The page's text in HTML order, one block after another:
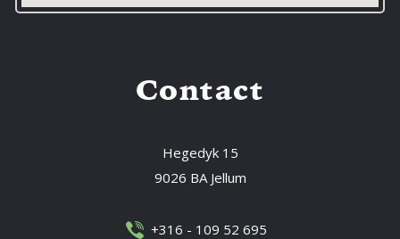
Contact
Hegedyk 15
9026 BA Jellum
+316 - 109 52 695